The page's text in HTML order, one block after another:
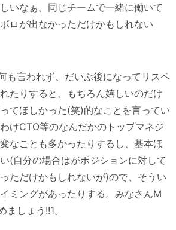
いなぁ。同じチームで一緒に働いて
ロが出なかっただけかもしれない
も言われず、だいぶ後になってリスペ
たりすると、もちろん嬉しいのだけ
てほしかった(笑)的なことを言ってい
けCTO等のなんだかのトップマネジ
なことも多かったりするし、基本ほ
(自分の場合はがポジションに対して
ただけかもしれないが)ので、そうい
ミングがあったりする。みなさんM
しょう!!1。